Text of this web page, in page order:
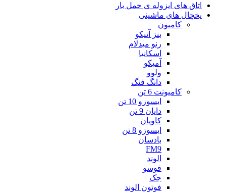
اتاق های ایزوله ی حمل بار
یخچال های ماشینی
کامیون
بنز آتیکو
رنو میدلام
اسکانیا
آمیکو
ولوو
دانگ فنگ
کامیونت 6 تن
ایسوزو 10 تن
دایان 9 تن
کاویان
ایسوزو 8 تن
بادسان
FM9
الوند
فوسو
جک
فوتون الوند